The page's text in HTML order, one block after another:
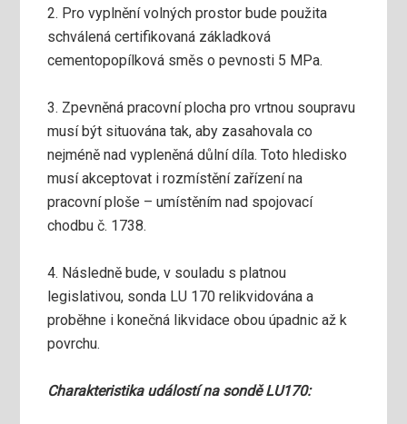
2. Pro vyplnění volných prostor bude použita
schválená certifikovaná základková
cementopopílková směs o pevnosti 5 MPa.
3. Zpevněná pracovní plocha pro vrtnou soupravu
musí být situována tak, aby zasahovala co
nejméně nad vypleněná důlní díla. Toto hledisko
musí akceptovat i rozmístění zařízení na
pracovní ploše – umístěním nad spojovací
chodbu č. 1738.
4. Následně bude, v souladu s platnou
legislativou, sonda LU 170 relikvidována a
proběhne i konečná likvidace obou úpadnic až k
povrchu.
Charakteristika událostí na sondě LU170: